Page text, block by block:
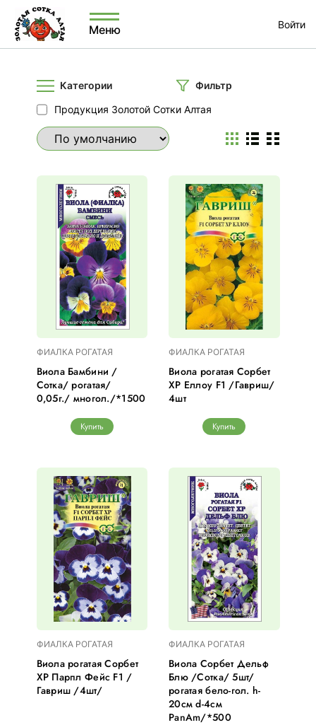
Меню Войти
Категории
Фильтр
Продукция Золотой Сотки Алтая
ФИАЛКА РОГАТАЯ
Виола Бамбини /
Сотка/ рогатая/
0,05г./ многол./*1500
Купить
ФИАЛКА РОГАТАЯ
Виола рогатая Сорбет
ХР Еллоу F1 /Гавриш/
4шт
Купить
ФИАЛКА РОГАТАЯ
Виола рогатая Сорбет
ХР Парпл Фейс F1 /
Гавриш /4шт/
ФИАЛКА РОГАТАЯ
Виола Сорбет Дельф
Блю /Сотка/ 5шт/
рогатая бело-гол. h-
20см d-4см
PanAm/*500